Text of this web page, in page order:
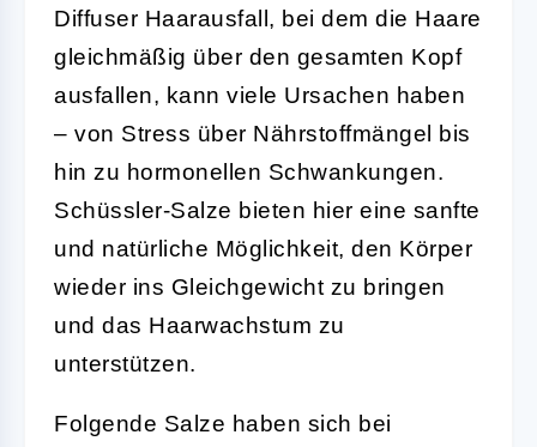
Diffuser Haarausfall, bei dem die Haare
gleichmäßig über den gesamten Kopf
ausfallen, kann viele Ursachen haben
– von Stress über Nährstoffmängel bis
hin zu hormonellen Schwankungen.
Schüssler-Salze bieten hier eine sanfte
und natürliche Möglichkeit, den Körper
wieder ins Gleichgewicht zu bringen
und das Haarwachstum zu
unterstützen.
Folgende Salze haben sich bei